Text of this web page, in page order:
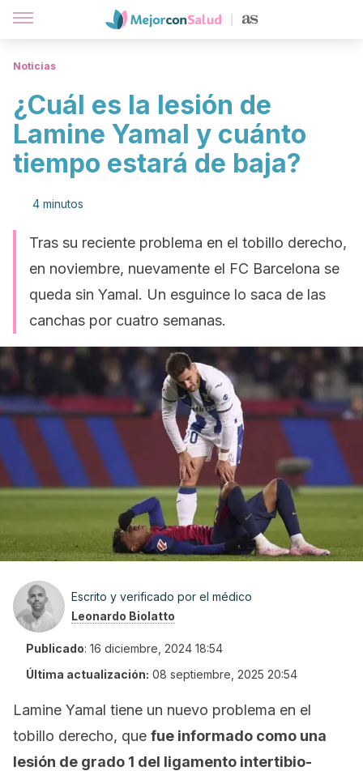
Noticias
¿Cuál es la lesión de
Lamine Yamal y cuánto
tiempo estará de baja?
4 minutos
Tras su reciente problema en el tobillo derecho,
en noviembre, nuevamente el FC Barcelona se
queda sin Yamal. Un esguince lo saca de las
canchas por cuatro semanas.
Escrito y verificado por el médico
Leonardo Biolatto
Publicado: 16 diciembre, 2024 18:54
Última actualización: 08 septiembre, 2025 20:54
Lamine Yamal tiene un nuevo problema en el
tobillo derecho, que fue informado como una
lesión de grado 1 del ligamento intertibio-